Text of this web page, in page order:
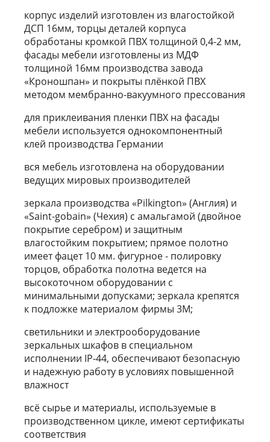
корпус изделий изготовлен из влагостойкой
ДСП 16мм, торцы деталей корпуса
обработаны кромкой ПВХ толщиной 0,4-2 мм,
фасады мебели изготовлены из МДФ
толщиной 16мм производства завода
«Кроношпан» и покрыты плёнкой ПВХ
методом мембранно-вакуумного прессования
для приклеивания пленки ПВХ на фасады
мебели используется однокомпонентный
клей производства Германии
вся мебель изготовлена на оборудовании
ведущих мировых производителей
зеркала производства «Pilkington» (Англия) и
«Saint-gobain» (Чехия) с амальгамой (двойное
покрытие серебром) и защитным
влагостойким покрытием; прямое полотно
имеет фацет 10 мм. фигурное - полировку
торцов, обработка полотна ведется на
высокоточном оборудовании с
минимальными допусками; зеркала крепятся
к подложке материалом фирмы 3М;
светильники и электрооборудование
зеркальных шкафов в специальном
исполнении IP-44, обеспечивают безопасную
и надежную работу в условиях повышенной
влажност
всё сырье и материалы, используемые в
производственном цикле, имеют сертификаты
соответствия